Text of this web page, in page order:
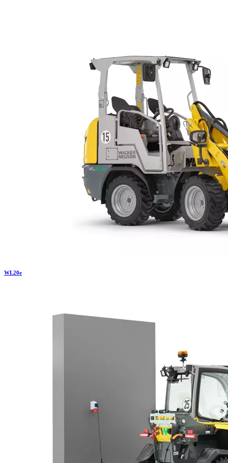
WL20e